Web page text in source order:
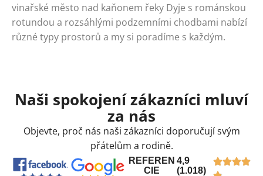
vinařské město nad kaňonem řeky Dyje s románskou
rotundou a rozsáhlými podzemními chodbami nabízí
různé typy prostorů a my si poradíme s každým.
Naši spokojení zákazníci mluví
za nás
Objevte, proč nás naši zákazníci doporučují svým
přátelům a rodině.
REFEREN
CIE
4,9
(1.018)